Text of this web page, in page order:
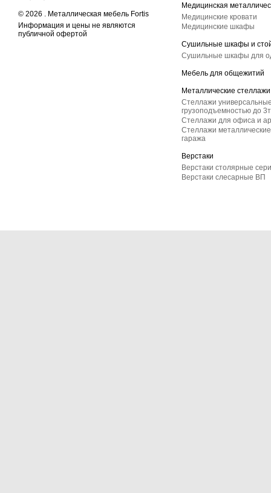
© 2026 . Металлическая мебель Fortis
Информация и цены не являются
публичной офертой
Медицинская
Медицинские кровати
Медицинские шкафы
Сушильные шкафы и
Сушильные шкафы для
Мебель для общежитий
Металлические стеллажи
Стеллажи
грузоподъемностью до
Стеллажи для офиса и
Стеллажи
гаража
Верстаки
Верстаки столярные
Верстаки слесарные ВП